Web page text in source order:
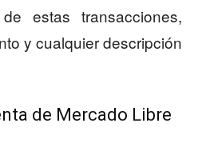
estas transacciones,
y cualquier descripción
de Mercado Libre